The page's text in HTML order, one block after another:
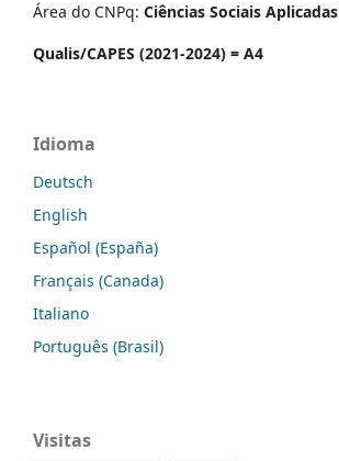
Área do CNPq: Ciências Sociais Aplicadas
Qualis/CAPES (2021-2024) = A4
Idioma
Deutsch
English
Español (España)
Français (Canada)
Italiano
Português (Brasil)
Visitas